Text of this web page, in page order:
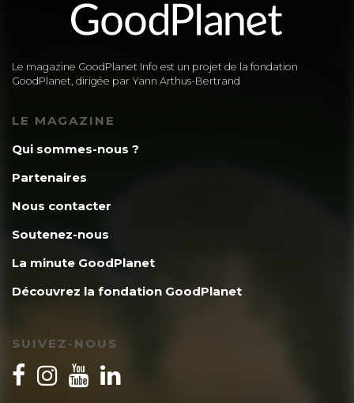
Le magazine GoodPlanet Info est un projet de la fondation
GoodPlanet, dirigée par Yann Arthus-Bertrand
LE MAGAZINE
Qui sommes-nous ?
Partenaires
Nous contacter
Soutenez-nous
La minute GoodPlanet
Découvrez la fondation GoodPlanet
SUIVEZ-NOUS